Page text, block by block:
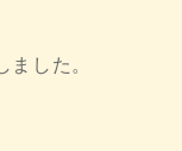
した。